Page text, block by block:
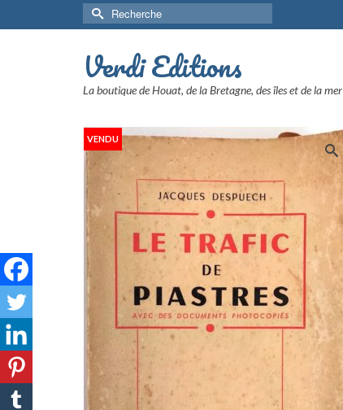
Rechercher :
Verdi Editions
La boutique de Houat, de la Bretagne, des îles et de la mer
VENDU